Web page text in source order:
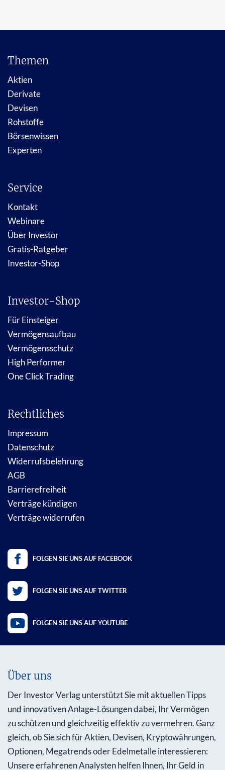
Themen
Aktien
Derivate
Devisen
Rohstoffe
Börsenwissen
Experten
Service
Kontakt
Webinare
Über Investor
Gratis-Ratgeber
Investor-Shop
Investor-Shop
Für Einsteiger
Vermögensaufbau
Vermögensschutz
High Performer
One Click Trading
Rechtliches
Impressum
Datenschutz
Widerrufsbelehrung
AGB
Barrierefreiheit
Verträge kündigen
Verträge widerrufen
FOLGEN SIE UNS AUF FACEBOOK
FOLGEN SIE UNS AUF TWITTER
FOLGEN SIE UNS AUF YOUTUBE
Über uns
Der Investor Verlag unterstützt Sie mit aktuellen Tipps
und innovativen Anlage-Lösungen dabei, Ihr Vermögen
zu schützen und gleichzeitig effektiv zu vermehren. Ganz
gleich, ob Sie sich für Aktien, Devisen, Kryptowährungen,
Optionen, Megatrends oder Edelmetalle interessieren:
Unsere erfahrenen Analysten helfen Ihnen, Ihr Geld in